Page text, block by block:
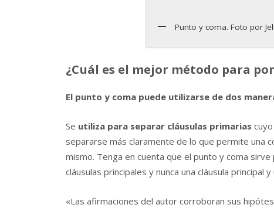
Punto y coma. Foto por
¿Cuál es el mejor método para
El punto y coma puede utilizarse de dos
Se utiliza para separar cláusulas primarias
separarse más claramente de lo que permite una
mismo. Tenga en cuenta que el punto y coma
cláusulas principales y nunca una cláusula principal
«Las afirmaciones del autor corroboran sus